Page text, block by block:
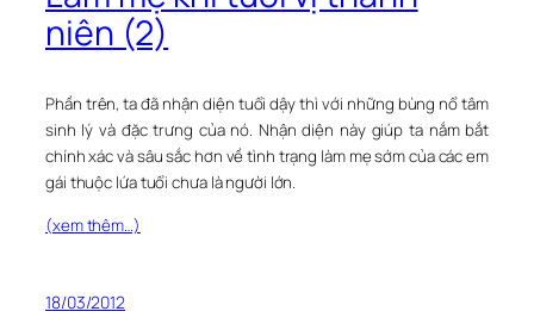
niên (2)
Phần trên, ta đã nhận diện tuổi dậy thì với những bùng nổ tâm
sinh lý và đặc trưng của nó. Nhận diện này giúp ta nắm bắt
chính xác và sâu sắc hơn về tình trạng làm mẹ sớm của các em
gái thuộc lứa tuổi chưa là người lớn.
(xem thêm…)
18/03/2012